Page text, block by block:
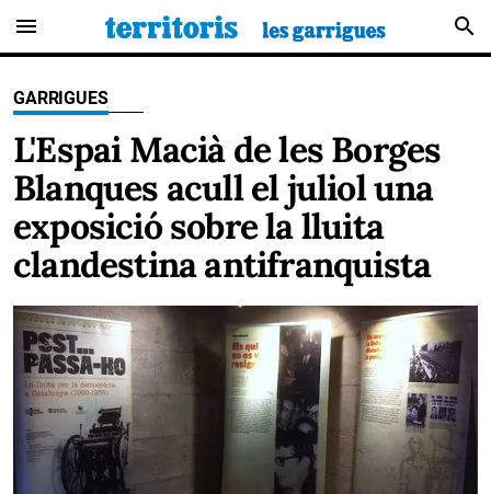
menu search
GARRIGUES
L'Espai Macià de les Borges
Blanques acull el juliol una
exposició sobre la lluita
clandestina antifranquista